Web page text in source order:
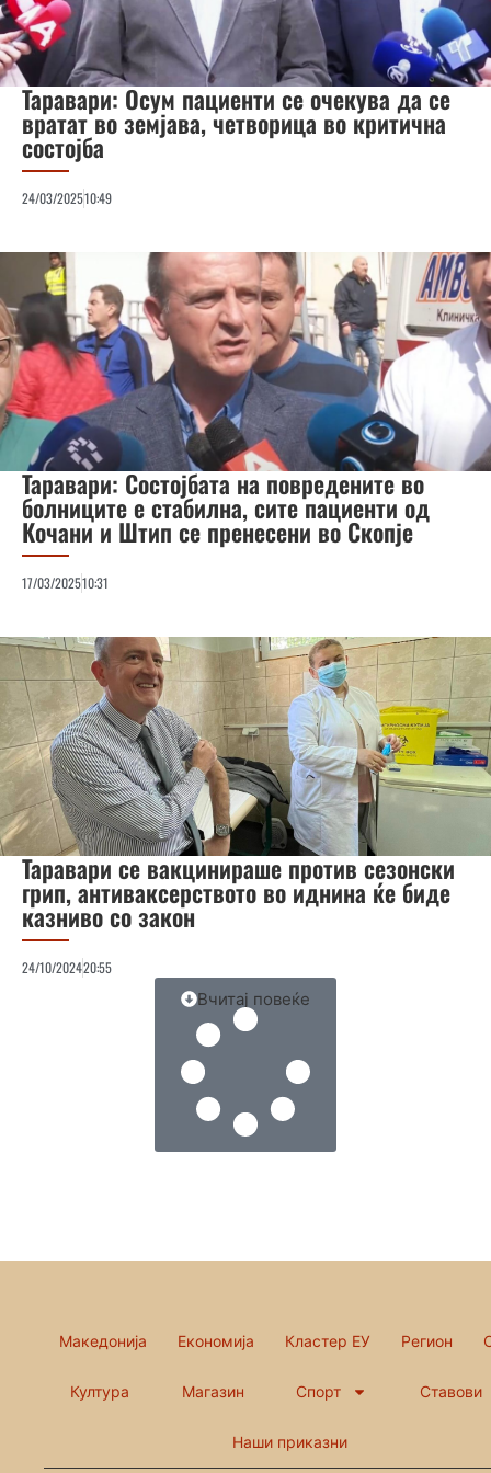
Таравари: Осум пациенти се очекува да се
вратат во земјава, четворица во критична
состојба
24/03/202510:49
Таравари: Состојбата на повредените во
болниците е стабилна, сите пациенти од
Кочани и Штип се пренесени во Скопје
17/03/202510:31
Таравари се вакцинираше против сезонски
грип, антиваксерството во иднина ќе биде
казниво со закон
24/10/202420:55
Вчитај повеќе
Македонија Економија Кластер ЕУ Регион
Култура Магазин Спорт Ставови
Наши приказни